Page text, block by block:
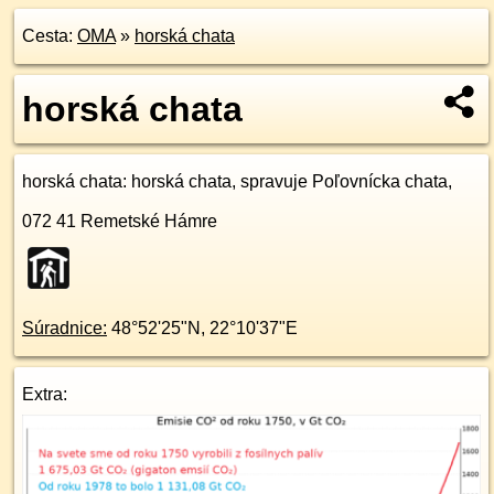
Cesta: OMA» horská chata
horská chata
horská chata: horská chata, spravuje Poľovnícka chata,
072 41 Remetské Hámre
Súradnice: 48°52'25"N , 22°10'37"E
Extra: